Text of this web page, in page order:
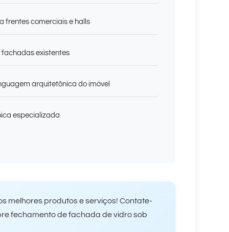
frentes comerciais e halls
existentes
arquitetônica do imóvel
especializada
melhores produtos e serviços! Contate-
fechamento de fachada de vidro sob